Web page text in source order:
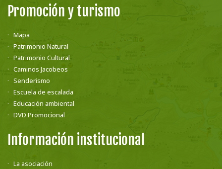
Promoción y turismo
Mapa
Patrimonio Natural
Patrimonio Cultural
Caminos Jacobeos
Senderismo
Escuela de escalada
Educación ambiental
DVD Promocional
Información institucional
La asociación